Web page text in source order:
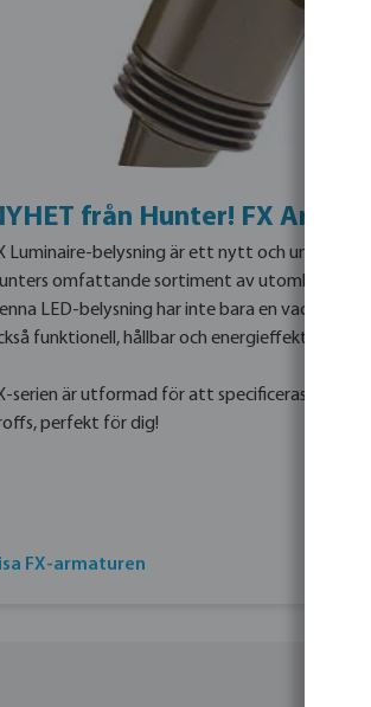
från Hunter! FX Armatur
Luminaire-belysning är ett nytt och unikt
omfattande sortiment av
LED-belysning har inte bara en vacker
funktionell, hållbar och energieffektiv.
serien är utformad för att specificeras och
perfekt för dig!
FX-armaturen